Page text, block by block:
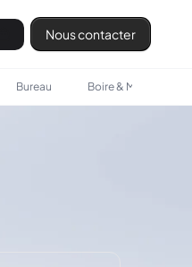
Nous contacter
Bureau Boire & Manger